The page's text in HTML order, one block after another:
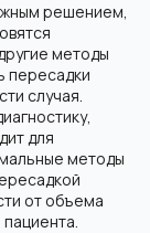
решением,
методы
пересадки
случая.
для
методы
от объема